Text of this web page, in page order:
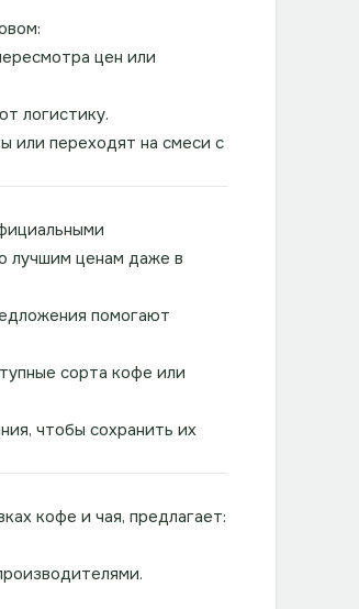
цен или
логистику.
или переходят на смеси с
лучшим ценам даже в
помогают
сорта кофе или
чтобы сохранить их
кофе и чая, предлагает: